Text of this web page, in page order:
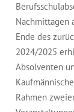
Nachmittagen
Ende des
2024/2025
Absolventen
Rahmen